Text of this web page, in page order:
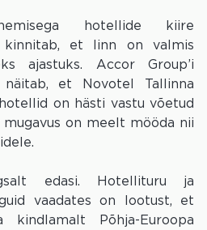
hotellide kiire
kinnitab, et linn on valmis
ajastuks. Accor Group’i
näitab, et Novotel Tallinna
on hästi vastu võetud
on meelt mööda nii
edasi. Hotellituru ja
vaadates on lootust, et
Põhja-Euroopa